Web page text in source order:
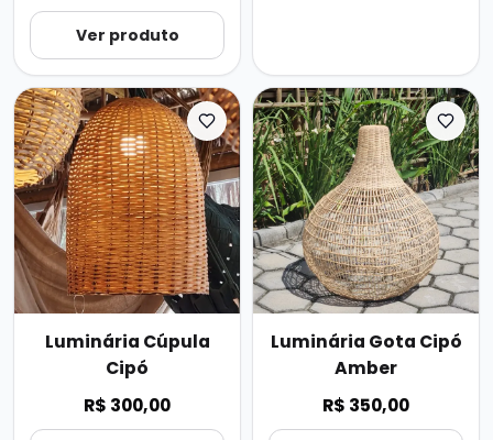
Ver produto
Luminária Cúpula
Cipó
R$ 300,00
Luminária Gota Cipó
Amber
R$ 350,00